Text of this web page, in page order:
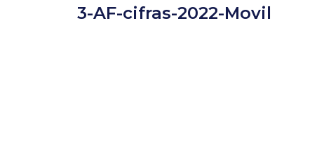
3-AF-cifras-2022-Movil